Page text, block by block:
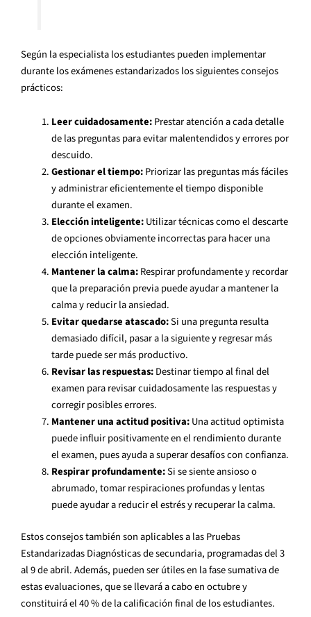
Según la especialista los estudiantes pueden implementar
durante los exámenes estandarizados los siguientes consejos
prácticos:
Leer cuidadosamente:Prestar atención a cada detalle
de las preguntas para evitar malentendidos y errores por
descuido.
Gestionar el tiempo:Priorizar las preguntas más fáciles
y administrar eficientemente el tiempo disponible
durante el examen.
Elección inteligente:Utilizar técnicas como el descarte
de opciones obviamente incorrectas para hacer una
elección inteligente.
Mantener la calma:Respirar profundamente y recordar
que la preparación previa puede ayudar a mantener la
calma y reducir la ansiedad.
Evitar quedarse atascado:Si una pregunta resulta
demasiado difícil, pasar a la siguiente y regresar más
tarde puede ser más productivo.
Revisar las respuestas:Destinar tiempo al final del
examen para revisar cuidadosamente las respuestas y
corregir posibles errores.
Mantener una actitud positiva:Una actitud optimista
puede influir positivamente en el rendimiento durante
el examen, pues ayuda a superar desafíos con confianza.
Respirar profundamente:Si se siente ansioso o
abrumado, tomar respiraciones profundas y lentas
puede ayudar a reducir el estrés y recuperar la calma.
Estos consejos también son aplicables a las Pruebas
Estandarizadas Diagnósticas de secundaria, programadas del 3
al 9 de abril. Además, pueden ser útiles en la fase sumativa de
estas evaluaciones, que se llevará a cabo en octubre y
constituirá el 40 % de la calificación final de los estudiantes.